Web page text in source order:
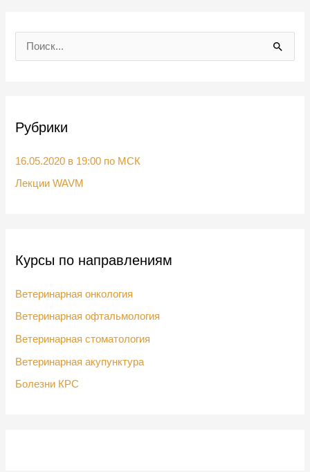
к
Рубрики
16.05.2020 в 19:00 по МСК
Лекции WAVM
Курсы по направлениям
Ветеринарная онкология
Ветеринарная офтальмология
Ветеринарная стоматология
Ветеринарная акупунктура
Болезни КРС